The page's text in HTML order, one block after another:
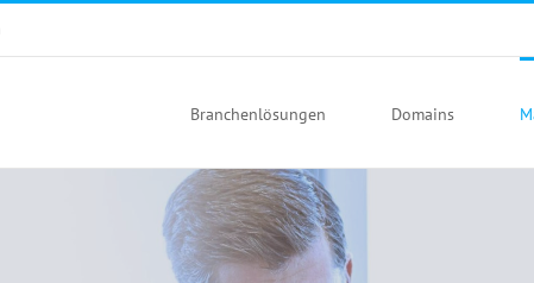
Branchenlösungen Domains